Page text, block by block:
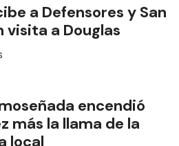
a Defensores y San
visita a Douglas
encendió
más la llama de la
local